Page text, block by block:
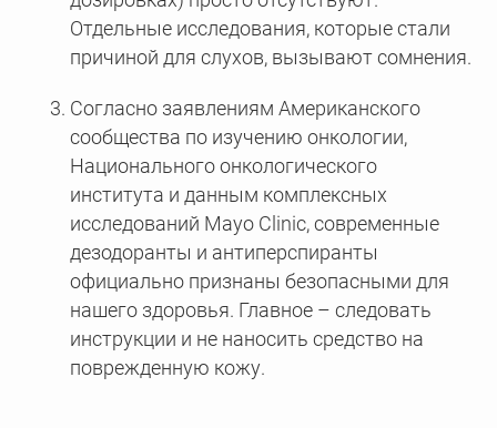
Отдельные исследования, которые стали
причиной для слухов, вызывают сомнения.
Согласно заявлениям Американского
сообщества по изучению онкологии,
Национального онкологического
института и данным комплексных
исследований Mayo Clinic, современные
дезодоранты и антиперспиранты
официально признаны безопасными для
нашего здоровья. Главное – следовать
инструкции и не наносить средство на
поврежденную кожу.